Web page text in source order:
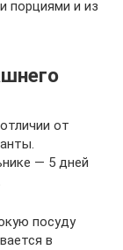
порциями и из
от
— 5 дней
посуду
в